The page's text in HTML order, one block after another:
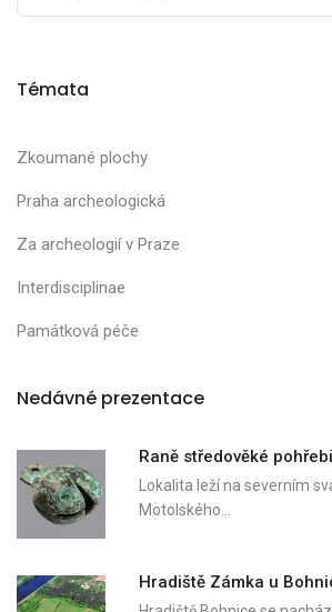
Témata
Zkoumané plochy
Praha archeologická
Za archeologií v Praze
Interdisciplinae
Památková péče
Nedávné prezentace
Raně středověké
Lokalita leží na severním
Motolského…
Hradiště Zámka u